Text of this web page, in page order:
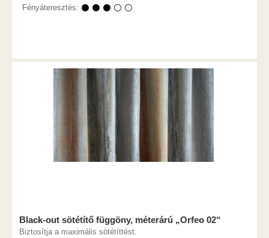
Fényáteresztés: ⚫ ⚫ ⚫ ⚪ ⚪
Black-out sötétítő függöny, méterárú „Orfeo 02“
Biztosítja a maximális sötétíttést.